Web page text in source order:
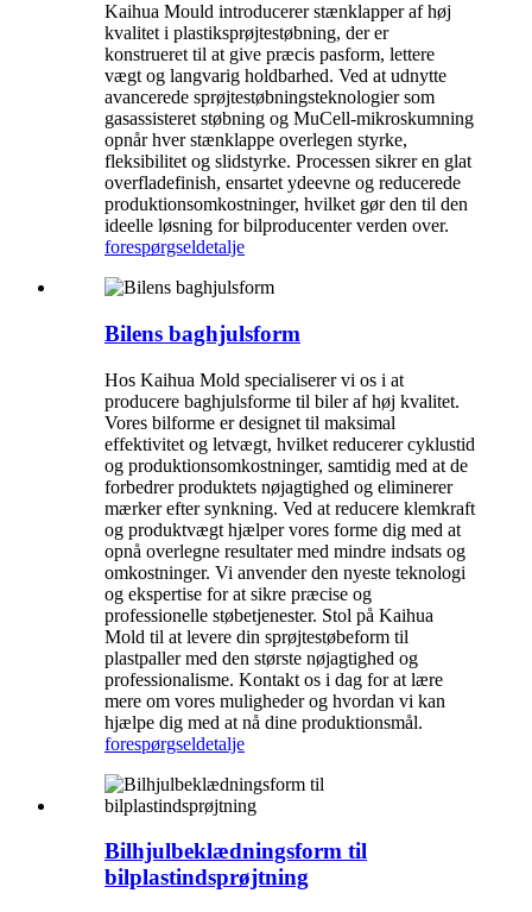
Kaihua Mould introducerer stænklapper af høj
kvalitet i plastiksprøjtestøbning, der er
konstrueret til at give præcis pasform, lettere
vægt og langvarig holdbarhed. Ved at udnytte
avancerede sprøjtestøbningsteknologier som
gasassisteret støbning og MuCell-mikroskumning
opnår hver stænklappe overlegen styrke,
fleksibilitet og slidstyrke. Processen sikrer en glat
overfladefinish, ensartet ydeevne og reducerede
produktionsomkostninger, hvilket gør den til den
ideelle løsning for bilproducenter verden over.
forespørgseldetalje
Bilens baghjulsform
Hos Kaihua Mold specialiserer vi os i at
producere baghjulsforme til biler af høj kvalitet.
Vores bilforme er designet til maksimal
effektivitet og letvægt, hvilket reducerer cyklustid
og produktionsomkostninger, samtidig med at de
forbedrer produktets nøjagtighed og eliminerer
mærker efter synkning. Ved at reducere klemkraft
og produktvægt hjælper vores forme dig med at
opnå overlegne resultater med mindre indsats og
omkostninger. Vi anvender den nyeste teknologi
og ekspertise for at sikre præcise og
professionelle støbetjenester. Stol på Kaihua
Mold til at levere din sprøjtestøbeform til
plastpaller med den største nøjagtighed og
professionalisme. Kontakt os i dag for at lære
mere om vores muligheder og hvordan vi kan
hjælpe dig med at nå dine produktionsmål.
forespørgseldetalje
Bilhjulbeklædningsform til
bilplastindsprøjtning